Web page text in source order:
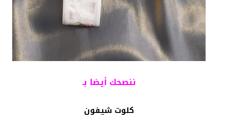
ننصحك أيضا بـ
كلوت شيفون